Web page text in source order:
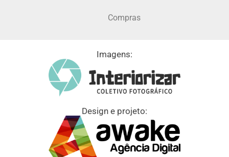
Compras
Imagens:
Design e projeto: